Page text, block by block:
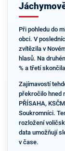
Při pohledu do
obci. V
zvítězila v
hlasů. Na
% a třetí
Zajímavostí
překročilo hned
PŘÍSAHA,
Soukromníci.
rozložení
data umožňují
v čase.